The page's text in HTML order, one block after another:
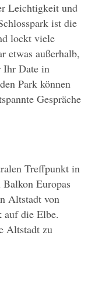
Leichtigkeit und
ist die
lockt viele
etwas außerhalb,
Ihr Date in
Park können
Gespräche
Treffpunkt in
Balkon Europas
Altstadt von
auf die Elbe.
Altstadt zu